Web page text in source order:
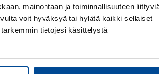
mainontaan ja toiminnallisuuteen
voit hyväksyä tai hylätä kaikki sellaiset
tietojesi käsittelystä
on maksuton – tarvitset vain